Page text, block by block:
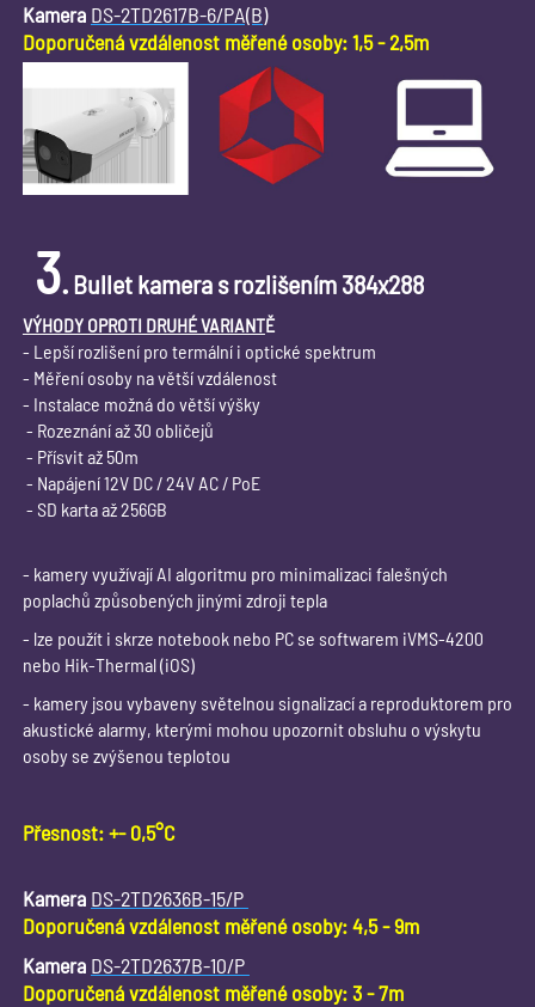
Kamera DS-2TD2617B-6/PA(B)
Doporučená vzdálenost měřené osoby: 1,5 - 2,5m
3.Bullet kamera s rozlišením 384x288
VÝHODY OPROTI DRUHÉ VARIANTĚ
- Lepší rozlišení pro termální i optické spektrum
- Měření osoby na větší vzdálenost
- Instalace možná do větší výšky
- Rozeznání až 30 obličejů
- Přísvit až 50m
- Napájení 12V DC / 24V AC / PoE
- SD karta až 256GB
- kamery využívají AI algoritmu pro minimalizaci falešných
poplachů způsobených jinými zdroji tepla
- lze použít i skrze notebook nebo PC se softwarem iVMS-4200
nebo Hik-Thermal (iOS)
- kamery jsou vybaveny světelnou signalizací a reproduktorem pro
akustické alarmy, kterými mohou upozornit obsluhu o výskytu
osoby se zvýšenou teplotou
Přesnost: +- 0,5°C
Kamera DS-2TD2636B-15/P
Doporučená vzdálenost měřené osoby: 4,5 - 9m
Kamera DS-2TD2637B-10/P
Doporučená vzdálenost měřené osoby: 3 - 7m